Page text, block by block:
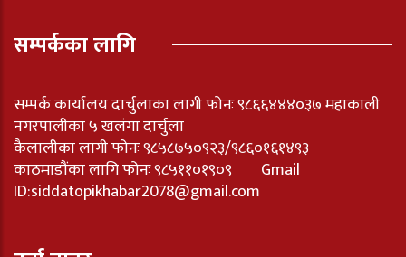
सम्पर्कका लागि
सम्पर्क कार्यालय दार्चुलाका लागी फोनः ९८६६४४४०३७ महाकाली
नगरपालीका ५ खलंगा दार्चुला
कैलालीका लागी फोनः ९८५८७५०९२३/९८६०१६१४९३
काठमाडौंका लागि फोनः ९८५११०१९०९ Gmail
ID:siddatopikhabar2078@gmail.com